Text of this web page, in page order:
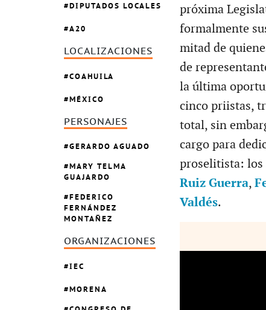
DIPUTADOS LOCALES
A20
LOCALIZACIONES
COAHUILA
MÉXICO
PERSONAJES
GERARDO AGUADO
MARY TELMA
GUAJARDO
FEDERICO
FERNÁNDEZ
MONTAÑEZ
ORGANIZACIONES
IEC
MORENA
próxima
formalmente
mitad de
de
la última
cinco priistas,
total, sin
cargo para
proselitista:
Ruiz Guerra,
Valdés.